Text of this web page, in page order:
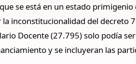
se está en un estado
inconstitucionalidad del decreto
Docente (27.795) solo podía
y se incluyeran las